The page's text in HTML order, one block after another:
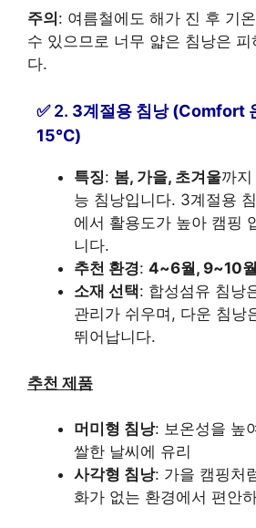
주의: 여름철에도 해가 진 후 기
수 있으므로 너무 얇은 침낭은
다.
2. 3계절용 침낭 (Comfort
15℃)
특징: 봄, 가을, 초겨울까
능 침낭입니다. 3계절용
에서 활용도가 높아 캠핑
니다.
추천 환경: 4~6월, 9~10월
소재 선택: 합성섬유 침낭
관리가 쉬우며, 다운 침낭
뛰어납니다.
추천 제품
머미형 침낭: 보온성을 높
쌀한 날씨에 유리
사각형 침낭: 가을 캠핑처
화가 없는 환경에서 편안